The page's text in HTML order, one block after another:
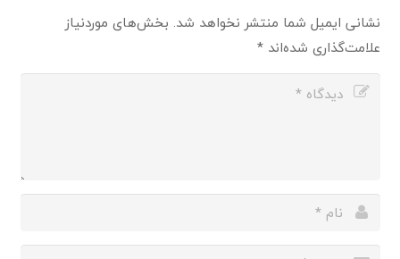
نشانی ایمیل شما منتشر نخواهد شد. بخش‌های موردنیاز
علامت‌گذاری شده‌اند*